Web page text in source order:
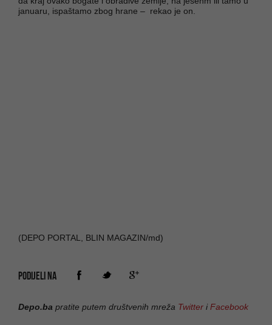
januaru, ispaštamo zbog hrane – rekao je on.
(DEPO PORTAL, BLIN MAGAZIN/md)
PODIJELI NA
Depo.ba pratite putem društvenih mreža Twitter iFacebook